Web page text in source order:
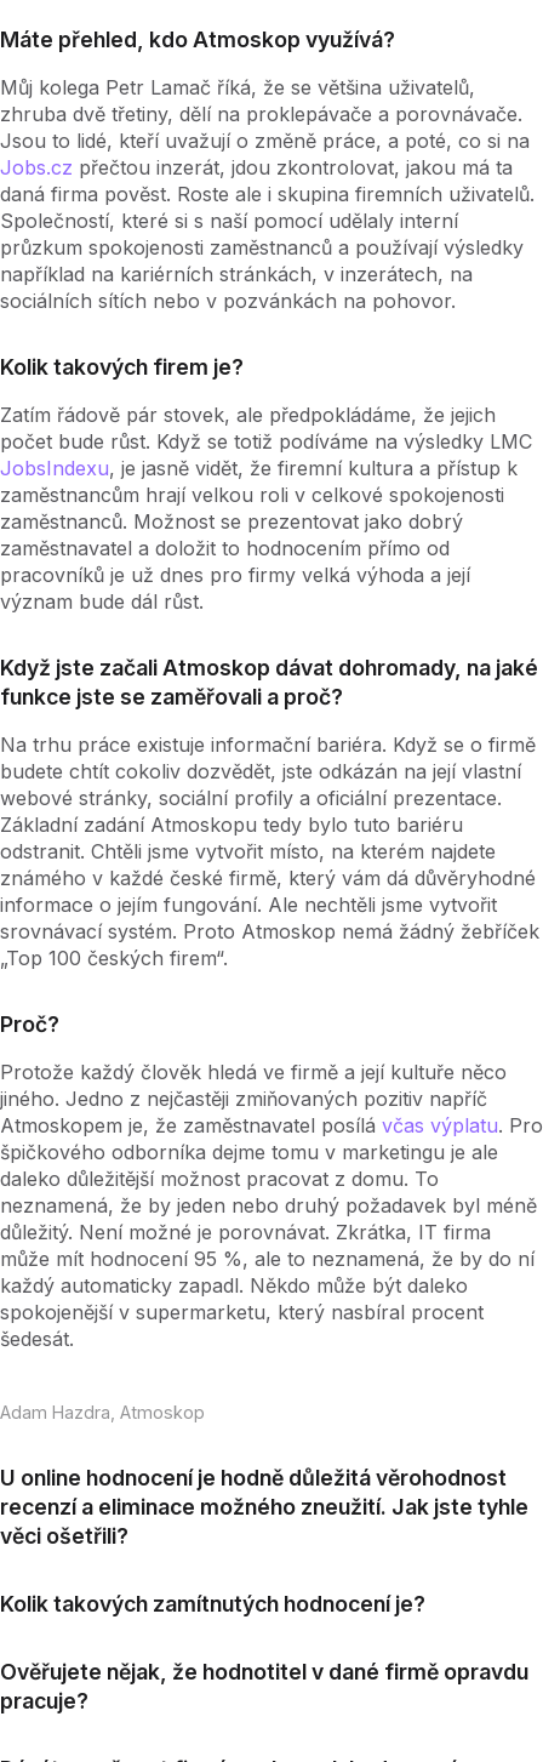
Máte přehled, kdo Atmoskop využívá?
Můj kolega Petr Lamač říká, že se většina uživatelů,
zhruba dvě třetiny, dělí na proklepávače a porovnávače.
Jsou to lidé, kteří uvažují o změně práce, a poté, co si na
Jobs.cz přečtou inzerát, jdou zkontrolovat, jakou má ta
daná firma pověst. Roste ale i skupina firemních uživatelů.
Společností, které si s naší pomocí udělaly interní
průzkum spokojenosti zaměstnanců a používají výsledky
například na kariérních stránkách, v inzerátech, na
sociálních sítích nebo v pozvánkách na pohovor.
Kolik takových firem je?
Zatím řádově pár stovek, ale předpokládáme, že jejich
počet bude růst. Když se totiž podíváme na výsledky LMC
JobsIndexu, je jasně vidět, že firemní kultura a přístup k
zaměstnancům hrají velkou roli v celkové spokojenosti
zaměstnanců. Možnost se prezentovat jako dobrý
zaměstnavatel a doložit to hodnocením přímo od
pracovníků je už dnes pro firmy velká výhoda a její
význam bude dál růst.
Když jste začali Atmoskop dávat dohromady, na jaké
funkce jste se zaměřovali a proč?
Na trhu práce existuje informační bariéra. Když se o firmě
budete chtít cokoliv dozvědět, jste odkázán na její vlastní
webové stránky, sociální profily a oficiální prezentace.
Základní zadání Atmoskopu tedy bylo tuto bariéru
odstranit. Chtěli jsme vytvořit místo, na kterém najdete
známého v každé české firmě, který vám dá důvěryhodné
informace o jejím fungování. Ale nechtěli jsme vytvořit
srovnávací systém. Proto Atmoskop nemá žádný žebříček
„Top 100 českých firem“.
Proč?
Protože každý člověk hledá ve firmě a její kultuře něco
jiného. Jedno z nejčastěji zmiňovaných pozitiv napříč
Atmoskopem je, že zaměstnavatel posílá včas výplatu. Pro
špičkového odborníka dejme tomu v marketingu je ale
daleko důležitější možnost pracovat z domu. To
neznamená, že by jeden nebo druhý požadavek byl méně
důležitý. Není možné je porovnávat. Zkrátka, IT firma
může mít hodnocení 95 %, ale to neznamená, že by do ní
každý automaticky zapadl. Někdo může být daleko
spokojenější v supermarketu, který nasbíral procent
šedesát.
Adam Hazdra, Atmoskop
U online hodnocení je hodně důležitá věrohodnost
recenzí a eliminace možného zneužití. Jak jste tyhle
věci ošetřili?
Kolik takových zamítnutých hodnocení je?
Ověřujete nějak, že hodnotitel v dané firmě opravdu
pracuje?